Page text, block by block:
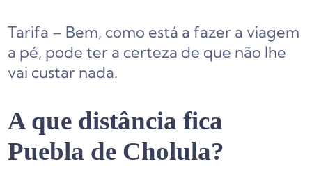
Tarifa – Bem, como está a fazer a viagem
a pé, pode ter a certeza de que não lhe
vai custar nada.
A que distância fica
Puebla de Cholula?